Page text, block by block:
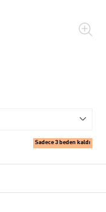
Sadece 3 beden kaldı